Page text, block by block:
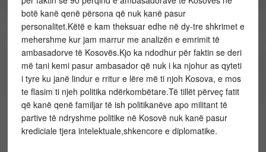
botë kanë qenë përsona që nuk kanë pasur
personalitet.Këtë e kam theksuar edhe në dy-tre shkrimet e
mehershme kur jam marrur me analizën e emrimit të
ambasadorve të Kosovës.Kjo ka ndodhur për faktin se deri
më tani kemi pasur ambasador që nuk i ka njohur as qyteti
i tyre ku janë lindur e rritur e lëre më ti njoh Kosova, e mos
te flasim ti njeh politika ndërkombëtare.Të tillët përveç fatit
që kanë qenë familjar të ish politikanëve apo militant të
partive të ndryshme politike në Kosovë nuk kanë pasur
krediciale tjera intelektuale,shkencore e diplomatike.